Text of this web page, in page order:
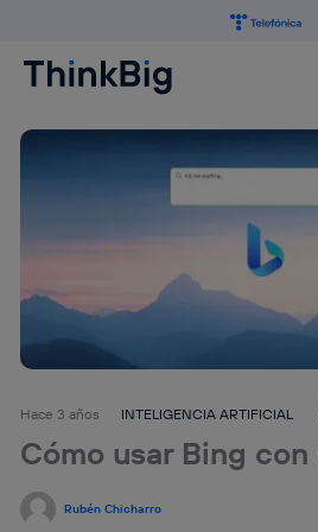
Hace 3 años INTELIGENCIA ARTIFICIAL
Cómo usar Bing con
Rubén Chicharro